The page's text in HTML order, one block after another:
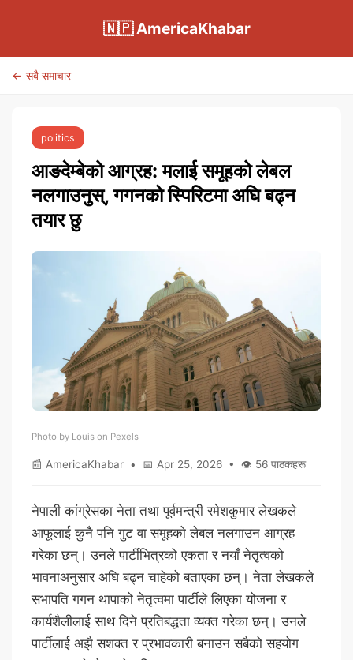
🇳🇵 AmericaKhabar
← सबै समाचार
politics
आङदेम्बेको आग्रह: मलाई समूहको लेबल
नलगाउनुस्, गगनको स्पिरिटमा अघि बढ्न
तयार छु
Photo by Louis on Pexels
📰 AmericaKhabar • 📅 Apr 25, 2026 • 👁 56 पाठकहरू
नेपाली कांग्रेसका नेता तथा पूर्वमन्त्री रमेशकुमार लेखकले
आफूलाई कुनै पनि गुट वा समूहको लेबल नलगाउन आग्रह
गरेका छन्। उनले पार्टीभित्रको एकता र नयाँ नेतृत्वको
भावनाअनुसार अघि बढ्न चाहेको बताएका छन्। नेता लेखकले
सभापति गगन थापाको नेतृत्वमा पार्टीले लिएका योजना र
कार्यशैलीलाई साथ दिने प्रतिबद्धता व्यक्त गरेका छन्। उनले
पार्टीलाई अझै सशक्त र प्रभावकारी बनाउन सबैको सहयोग